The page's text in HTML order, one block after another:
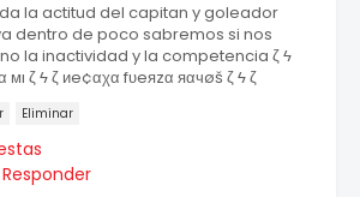
la actitud del capitan y goleador
dentro de poco sabremos si nos
la inactividad y la competencia ζ ϟ
мı ζ ϟ ζ иe¢αχα fυeяzα яαчøš ζ ϟ ζ
Eliminar
Responder